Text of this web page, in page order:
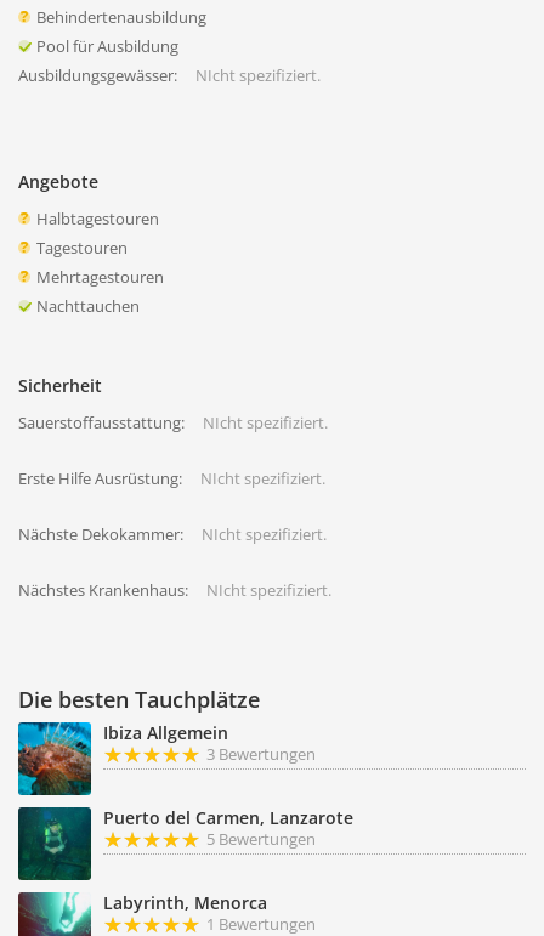
Behindertenausbildung
Pool für Ausbildung
Ausbildungsgewässer:
NIcht spezifiziert.
Angebote
Halbtagestouren
Tagestouren
Mehrtagestouren
Nachttauchen
Sicherheit
Sauerstoffausstattung: NIcht spezifiziert.
Erste Hilfe Ausrüstung: NIcht spezifiziert.
Nächste Dekokammer: NIcht spezifiziert.
Nächstes Krankenhaus: NIcht spezifiziert.
Die besten Tauchplätze
Ibiza Allgemein
3 Bewertungen
Puerto del Carmen, Lanzarote
5 Bewertungen
Labyrinth, Menorca
1 Bewertungen